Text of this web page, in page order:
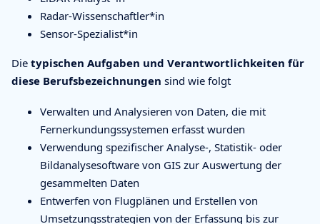
Radar-Wissenschaftler*in
Sensor-Spezialist*in
Die typischen Aufgaben und Verantwortlichkeiten für
diese Berufsbezeichnungen sind wie folgt
Verwalten und Analysieren von Daten, die mit
Fernerkundungssystemen erfasst wurden
Verwendung spezifischer Analyse-, Statistik- oder
Bildanalysesoftware von GIS zur Auswertung der
gesammelten Daten
Entwerfen von Flugplänen und Erstellen von
Umsetzungsstrategien von der Erfassung bis zur